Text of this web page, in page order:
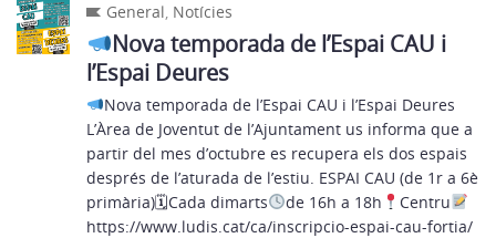
General, Notícies
Nova temporada de l’Espai CAU i
l’Espai Deures
Nova temporada de l’Espai CAU i l’Espai Deures
L’Àrea de Joventut de l’Ajuntament us informa que a
partir del mes d’octubre es recupera els dos espais
després de l’aturada de l’estiu. ESPAI CAU (de 1r a 6è
primària)🗓Cada dimarts
de 16h a 18h
Centru
https://www.ludis.cat/ca/inscripcio-espai-cau-fortia/